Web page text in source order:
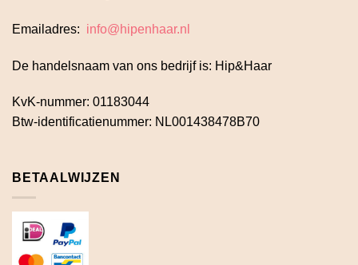
Emailadres: info@hipenhaar.nl
De handelsnaam van ons bedrijf is: Hip&Haar
KvK-nummer: 01183044
Btw-identificatienummer: NL001438478B70
BETAALWIJZEN